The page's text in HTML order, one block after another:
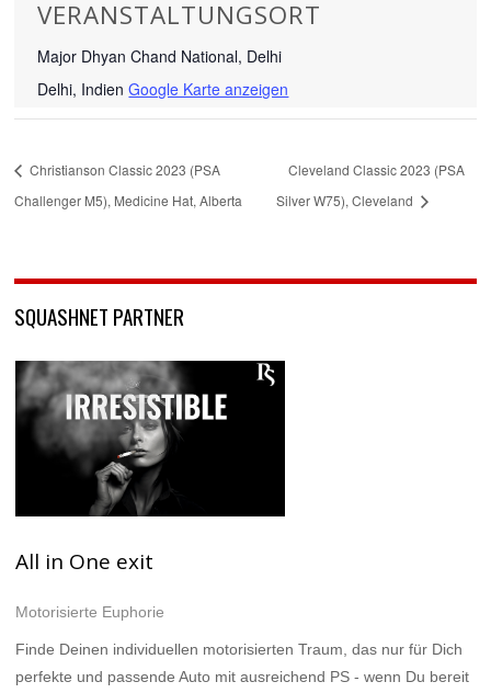
VERANSTALTUNGSORT
Major Dhyan Chand National, Delhi
Delhi, Indien Google Karte anzeigen
Christianson Classic 2023 (PSA
Challenger M5), Medicine Hat, Alberta
Cleveland Classic 2023 (PSA
Silver W75), Cleveland
SQUASHNET PARTNER
All in One exit
Motorisierte Euphorie
Finde Deinen individuellen motorisierten Traum, das nur für Dich
perfekte und passende Auto mit ausreichend PS - wenn Du bereit